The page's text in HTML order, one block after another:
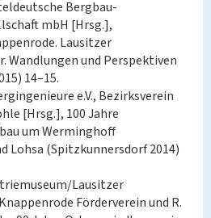
Bergbau-
mbH [Hrsg.],
Lausitzer
Wandlungen und Perspektiven
14–15.
e.V., Bezirksverein
[Hrsg.], 100 Jahre
um Werminghoff
Lohsa (Spitzkunnersdorf 2014)
Lausitzer
Förderverein und R.